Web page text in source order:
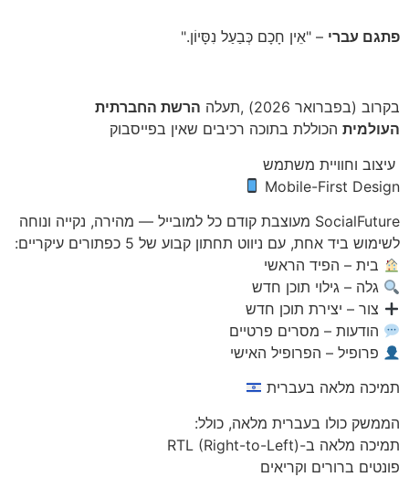
פתגם עברי – "אֵין חָכָם כְּבַעַל נִסָּיוֹן."
בקרוב (בפברואר 2026) ,תעלה
הרשת החברתית
העולמית הכוללת בתוכה רכיבים שאין בפייסבוק
עיצוב וחוויית משתמש
Mobile-First Design
SocialFuture מעוצבת קודם כל למובייל — מהירה, נקייה ונוחה
לשימוש ביד אחת, עם ניווט תחתון קבוע של 5 כפתורים עיקריים:
בית – הפיד הראשי
גלה – גילוי תוכן חדש
צור – יצירת תוכן חדש
הודעות – מסרים פרטיים
פרופיל – הפרופיל האישי
תמיכה מלאה בעברית
הממשק כולו בעברית מלאה, כולל:
תמיכה מלאה ב-RTL (Right-to-Left)
פונטים ברורים וקריאים